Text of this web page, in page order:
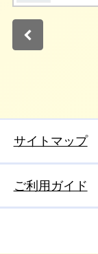
サイトマップ
ご利用ガイド